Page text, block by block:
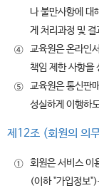
나 불만사항에 대
게 처리과정 및
④
교육원은 온라인
책임 제한 사항을
⑤
교육원은 통신판
성실하게 이행하
제12조 (회원의 의
①
회원은 서비스 이
(이하 "가입정보